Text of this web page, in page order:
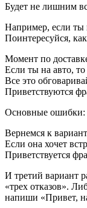
Будет не лишним
Например, если ты
Поинтересуйся,
Момент по
Если ты на авто,
Все это
Приветствуются
Основные ошибки:
Вернемся к
Если она хочет
Приветствуется
И третий вариант
«трех отказов».
напиши «Привет,